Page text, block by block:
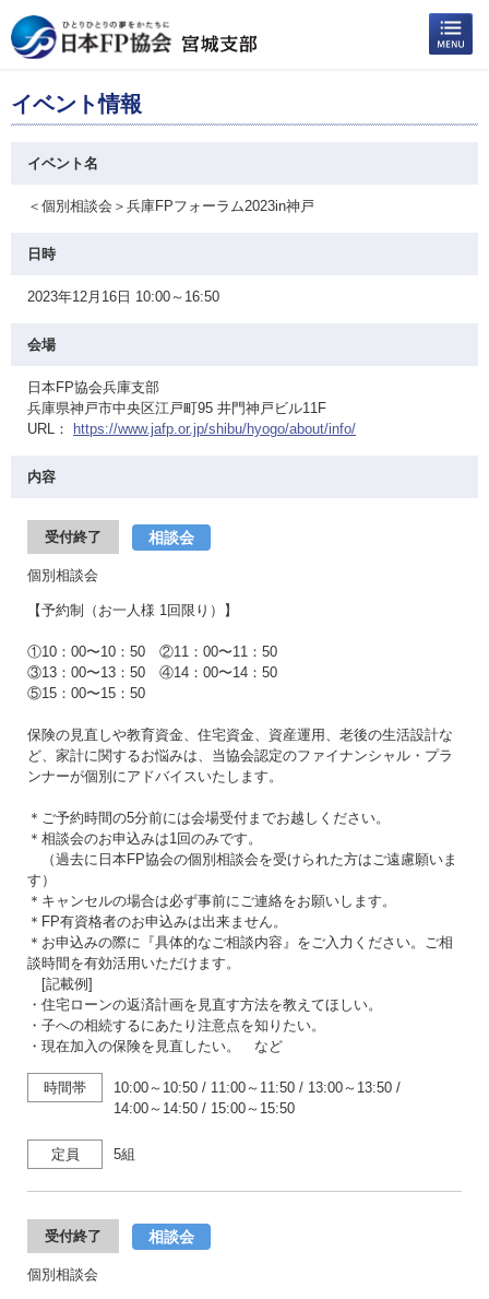
イベント情報
イベント名
＜個別相談会＞兵庫FPフォーラム2023in神戸
日時
2023年12月16日 10:00～16:50
会場
日本FP協会兵庫支部
兵庫県神戸市中央区江戸町95 井門神戸ビル11F
URL：
https://www.jafp.or.jp/shibu/hyogo/about/info/
内容
受付終了 相談会
個別相談会
【予約制（お一人様 1回限り）】
①10：00〜10：50 ②11：00〜11：50
③13：00〜13：50 ④14：00〜14：50
⑤15：00〜15：50
保険の見直しや教育資金、住宅資金、資産運用、老後の生活設計な
ど、家計に関するお悩みは、当協会認定のファイナンシャル・プラ
ンナーが個別にアドバイスいたします。
＊ご予約時間の5分前には会場受付までお越しください。
＊相談会のお申込みは1回のみです。
（過去に日本FP協会の個別相談会を受けられた方はご遠慮願いま
す）
＊キャンセルの場合は必ず事前にご連絡をお願いします。
＊FP有資格者のお申込みは出来ません。
＊お申込みの際に『具体的なご相談内容』をご入力ください。ご相
談時間を有効活用いただけます。
[記載例]
・住宅ローンの返済計画を見直す方法を教えてほしい。
・子への相続するにあたり注意点を知りたい。
・現在加入の保険を見直したい。 など
時間帯 10:00～10:50 / 11:00～11:50 / 13:00～13:50 /
14:00～14:50 / 15:00～15:50
定員 5組
受付終了 相談会
個別相談会